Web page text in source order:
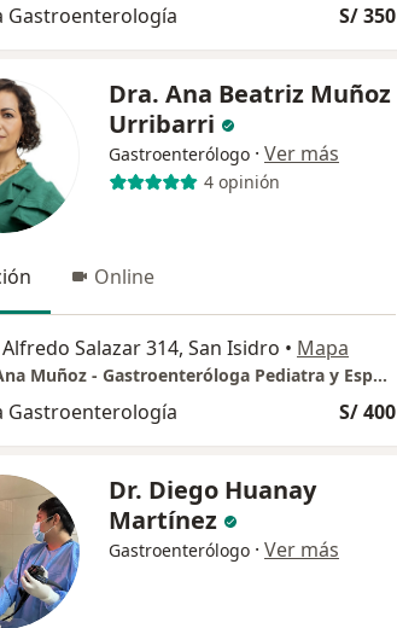
Gastroenterología S/ 350
Dra. Ana Beatriz Muñoz
Urribarri
Gastroenterólogo · Ver más
4 opinión
Online
Alfredo Salazar 314, San Isidro • Mapa
Dra. Ana Muñoz - Gastroenteróloga Pediatra y Especialista en Alergias Alimentarias
Gastroenterología S/ 400
Dr. Diego Huanay
Martínez
Gastroenterólogo · Ver más